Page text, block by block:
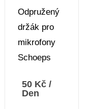
Odpružený
držák pro
mikrofony
Schoeps
50 Kč /
Den